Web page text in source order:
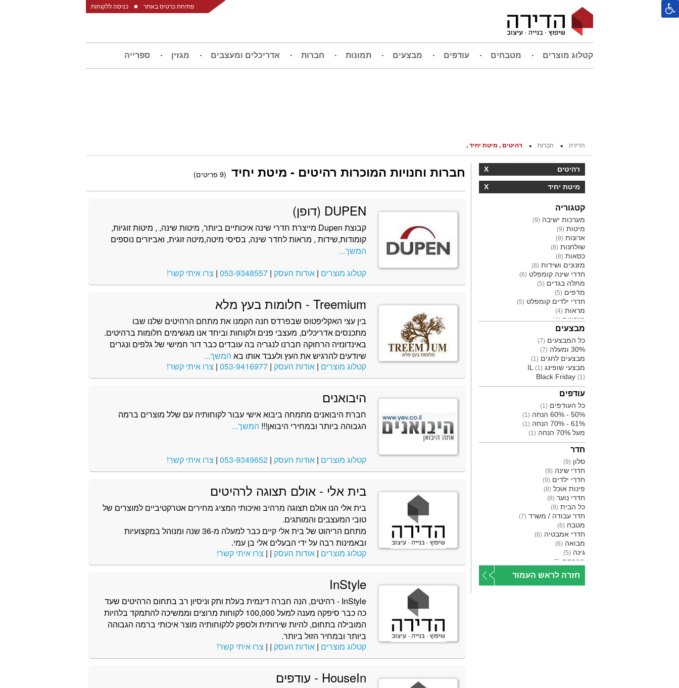
פתיחת כרטיס באתר כניסה ללקוחות
קטלוג מוצרים מטבחים עודפים מבצעים תמונות חברות אדריכלים ומעצבים מגזין ספרייה
הדירה ◄ חברות ◄ רהיטים , מיטת יחיד ,
X רהיטים
X מיטת יחיד
קטגוריה
מערכות ישיבה (9)
מיטות (9)
ארונות (9)
שולחנות (8)
כסאות (8)
מזנונים ושידות (8)
חדרי שינה קומפלט (6)
מתלה בגדים (5)
מדפים (5)
חדרי ילדים קומפלט (5)
מראות (4)
מזרונים(4)
פתרונות אחסון
כסא מנהלים (4)
חפצי נוי (3)
ארון אמבטיה מונח
כיסאות(3)
פינות אוכל קומפלט
גופי תאורה
כריות(2)
כיורים
אביזרים(2)
מתקן לעיתונים
ארונות מטבח
משחקי ומתקני חצר
כריות שינה
פרגולות
תמונות(1)
שעון
אמבטיות ומקלחונים
מוצרי חשמל
חימום וקירור הבית
קירות ומחיצות(1)
מתקן תלייה
תריסים(1)
למטבח ולאירוח
אגרטלים
מסגרות לתמונות(1)
ארון אמבטיה תלוי(1)
מבצעים
כל המבצעים (7)
30% ומעלה (7)
מבצעים לחגים (1)
מבצעי שופינג IL (1)
Black Friday (1)
עודפים
כל העודפים (1)
50% - 60% הנחה (1)
61% - 70% הנחה (1)
מעל 70% הנחה (1)
חדר
סלון (9)
חדרי שינה (9)
חדרי ילדים (9)
פינות אוכל (8)
חדרי נוער (8)
כל הבית (8)
חדר עבודה / משרד (7)
מטבח (6)
חדרי אמבטיה (6)
מבואה (6)
גינה (5)
מרפסת (5)
מבני ציבור ומסחר
חדרי תינוקות (3)
חזרה לראש העמוד
חברות וחנויות המוכרות רהיטים - מיטת יחיד (‏9 ‏פריטים)
DUPEN (דופן)
קבוצת Dupen מייצרת חדרי שינה איכותיים ביותר, מיטות שינה, , מיטות זוגיות,
קומודות,שידות , מראות לחדר שינה, בסיסי מיטה,מיטה זוגית, ואביזרים נוספים
המשך...
קטלוג מוצרים |אודות העסק |
053-9348557
| צרו איתי קשר!
Treemium - חלומות בעץ מלא
בין עצי האקליפטוס שבפרדס חנה הקמנו את מתחם הרהיטים שלנו שבו
מתכנסים אדריכלים, מעצבי פנים ולקוחות וביחד אנו מגשימים חלומות ברהיטים.
באינדונזיה הרחוקה חברנו לנגריה בה עובדים כבר דור חמישי של גלפים ונגרים
שיודעים להרגיש את העץ ולעבד אותו בא המשך...
קטלוג מוצרים |אודות העסק |
053-9416977
| צרו איתי קשר!
היבואנים
חברת היבואנים מתמחה ביבוא אישי עבור לקוחותיה עם שלל מוצרים ברמה
הגבוהה ביותר ובמחירי היבואן!!! המשך...
קטלוג מוצרים |אודות העסק |
053-9349652
| צרו איתי קשר!
בית אלי - אולם תצוגה לרהיטים
בית אלי הנו אולם תצוגה מרהיב ואיכותי המציג מחירים אטרקטיביים למוצרים של
טובי המעצבים והמותגים.
מתחם הריהוט של בית אלי קיים כבר למעלה מ-36 שנה ומנוהל במקצועיות
ובאמינות רבה על ידי הבעלים אלי בן עמי.
קטלוג מוצרים |אודות העסק |
| צרו איתי קשר!
InStyle
InStyle - רהיטים, הנה חברה דינמית בעלת ותק וניסיון רב בתחום הרהיטים שעד
כה כבר סיפקה מענה למעל 100,000 לקוחות מרוצים וממשיכה להתמקד בלהיות
המובילה בתחום, להיות שירותית ולספק ללקוחותיה מוצר איכותי ברמה הגבוהה
ביותר ובמחיר הזול ביותר.
קטלוג מוצרים |אודות העסק |
| צרו איתי קשר!
HouseIn - עודפים